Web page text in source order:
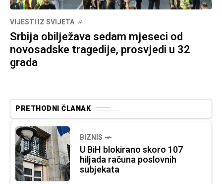
VIJESTI IZ SVIJETA
Srbija obilježava sedam mjeseci od
novosadske tragedije, prosvjedi u 32
grada
PRETHODNI ČLANAK
BIZNIS
U BiH blokirano skoro 107
hiljada računa poslovnih
subjekata